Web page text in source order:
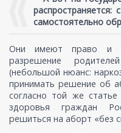
самостоятельно
Они имеют право и
разрешение
(небольшой нюанс:
принимать решение об
согласно той же
здоровья граждан
решиться на аборт «без